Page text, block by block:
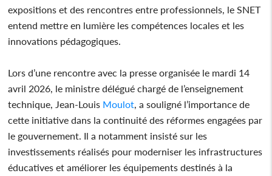
expositions et des rencontres entre professionnels, le SNET
entend mettre en lumière les compétences locales et les
innovations pédagogiques.
Lors d’une rencontre avec la presse organisée le mardi 14
avril 2026, le ministre délégué chargé de l’enseignement
technique, Jean-Louis Moulot , a souligné l’importance de
cette initiative dans la continuité des réformes engagées par
le gouvernement. Il a notamment insisté sur les
investissements réalisés pour moderniser les infrastructures
éducatives et améliorer les équipements destinés à la